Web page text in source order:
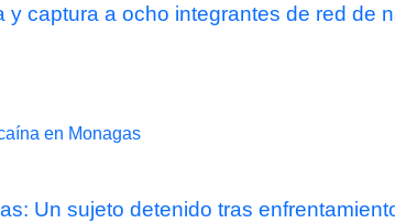
captura a ocho integrantes de red de
Un sujeto detenido tras